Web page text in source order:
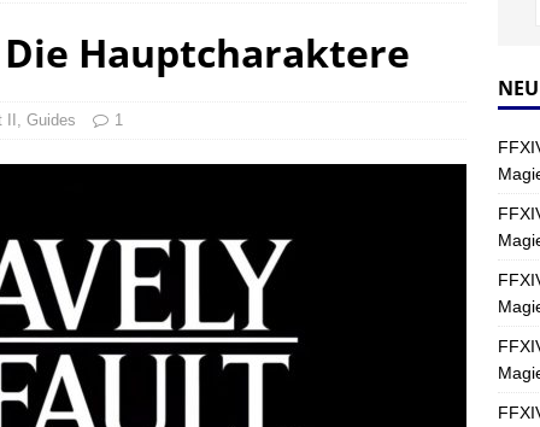
nördliche Kreszentia – Fork-Turm: Magie – Hallen II
nördliche Kreszentia – Fork-Turm: Magie – Boss 4: Index (Normal)
Hauptcharaktere
, Guides 1